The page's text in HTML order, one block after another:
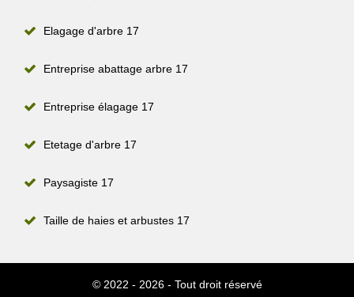
Elagage d'arbre 17
Entreprise abattage arbre 17
Entreprise élagage 17
Etetage d'arbre 17
Paysagiste 17
Taille de haies et arbustes 17
© 2022 - 2026 - Tout droit réservé